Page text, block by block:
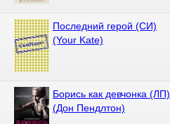
Последний герой (СИ)
(Your Kate)
Борись как девчонка (ЛП)
(Дон Пендлтон)